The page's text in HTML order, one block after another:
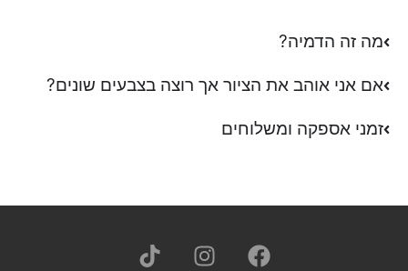
מה זה הדמיה?
אם אני אוהב את הציור אך רוצה בצבעים שונים?
זמני אספקה ומשלוחים